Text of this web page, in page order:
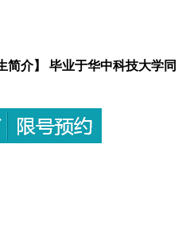
简介】 毕业于华中科技大学同